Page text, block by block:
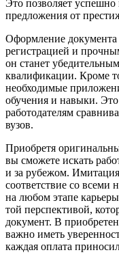
Это позволяет успешно
предложения от
Оформление документа
регистрацией и
он станет
квалификации. Кроме
необходимые
обучения и навыки.
работодателям
вузов.
Приобретя
вы сможете искать
и за рубежом.
соответствие со всеми
на любом этапе
той перспективой,
документ. В
важно иметь
каждая оплата